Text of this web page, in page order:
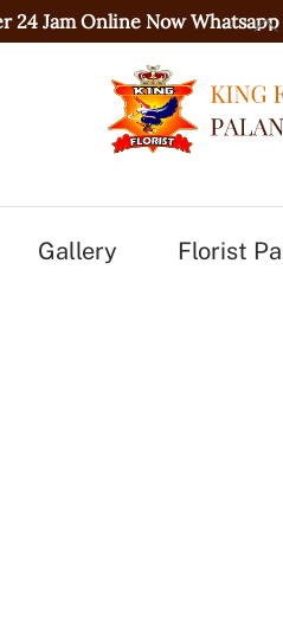
Now Whatsapp :087748567736
Gallery Florist